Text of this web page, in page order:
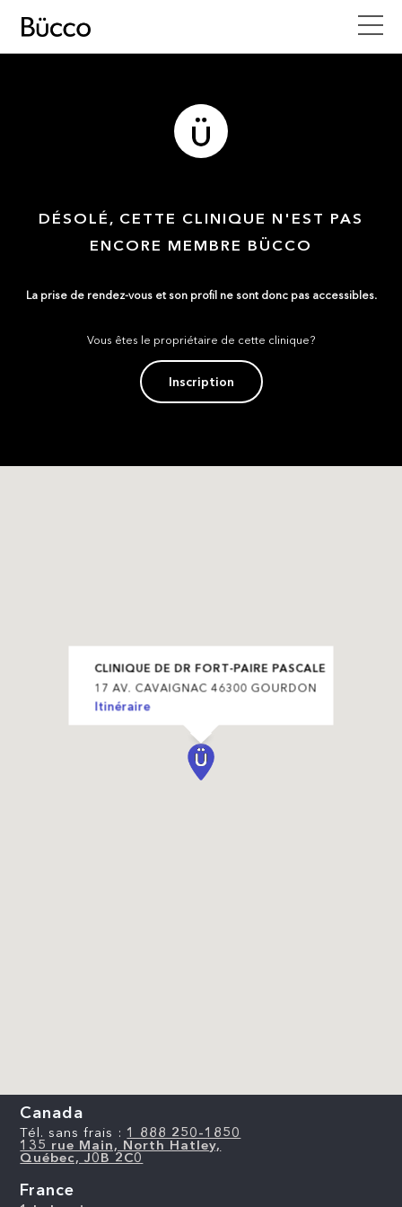
DÉSOLÉ, CETTE CLINIQUE N'EST PAS
ENCORE MEMBRE BÜCCO
La prise de rendez-vous et son profil ne sont donc pas accessibles.
Vous êtes le propriétaire de cette clinique?
Inscription
CLINIQUE DE DR FORT-PAIRE PASCALE
17 AV. CAVAIGNAC 46300 GOURDON
Itinéraire
Canada
Tél. sans frais : 1 888 250-1850
135 rue Main, North Hatley,
Québec, J0B 2C0
France